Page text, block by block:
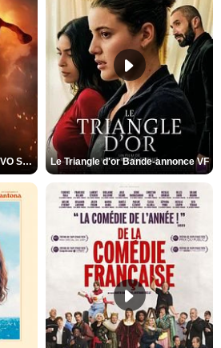
L'Odyssée Bande-annonce VO STFR Le Triangle d'or Bande-annonce VF